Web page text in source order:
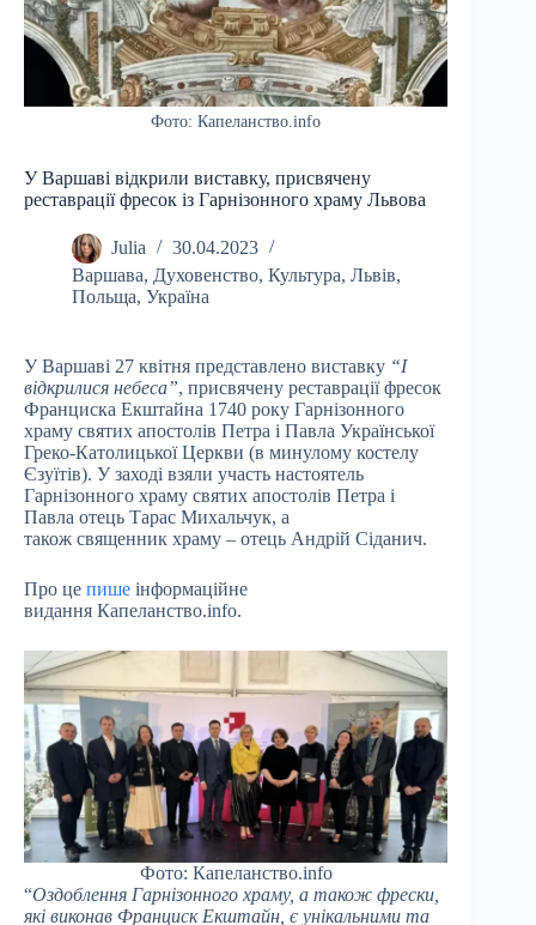
Фото: Капеланство.info
У Варшаві відкрили виставку, присвячену
реставрації фресок із Гарнізонного храму Львова
Julia
30.04.2023
Варшава, Духовенство, Культура, Львів,
Польща, Україна
У Варшаві 27 квітня представлено виставку “І
відкрилися небеса”, присвячену реставрації фресок
Франциска Екштайна 1740 року Гарнізонного
храму святих апостолів Петра і Павла Української
Греко-Католицької Церкви (в минулому костелу
Єзуїтів). У заході взяли участь настоятель
Гарнізонного храму святих апостолів Петра і
Павла отець Тарас Михальчук, а
також священник храму – отець Андрій Сіданич.
Про це пише інформаційне
видання Капеланство.info.
Фото: Капеланство.info
“Оздоблення Гарнізонного храму, а також фрески,
які виконав Франциск Екштайн, є унікальними та